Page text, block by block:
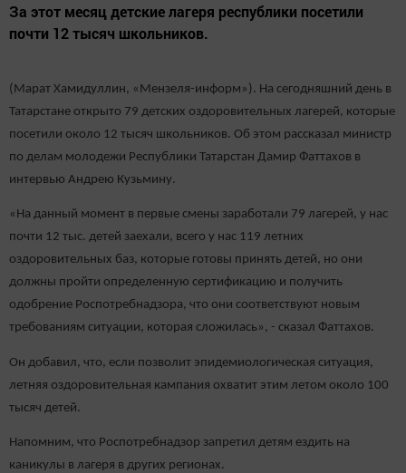
За этот месяц детские лагеря республики посетили
почти 12 тысяч школьников.
(Марат Хамидуллин, «Мензеля-информ»). На сегодняшний день в
Татарстане открыто 79 детских оздоровительных лагерей, которые
посетили около 12 тысяч школьников. Об этом рассказал министр
по делам молодежи Республики Татарстан Дамир Фаттахов в
интервью Андрею Кузьмину.
«На данный момент в первые смены заработали 79 лагерей, у нас
почти 12 тыс. детей заехали, всего у нас 119 летних
оздоровительных баз, которые готовы принять детей, но они
должны пройти определенную сертификацию и получить
одобрение Роспотребнадзора, что они соответствуют новым
требованиям ситуации, которая сложилась», - сказал Фаттахов.
Он добавил, что, если позволит эпидемиологическая ситуация,
летняя оздоровительная кампания охватит этим летом около 100
тысяч детей.
Напомним, что Роспотребнадзор запретил детям ездить на
каникулы в лагеря в других регионах.